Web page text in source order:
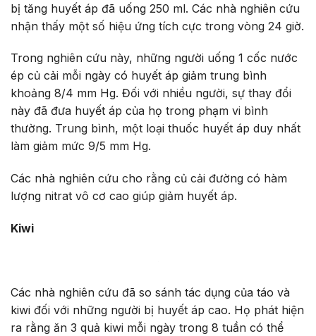
bị tăng huyết áp đã uống 250 ml. Các nhà nghiên cứu
nhận thấy một số hiệu ứng tích cực trong vòng 24 giờ.
Trong nghiên cứu này, những người uống 1 cốc nước
ép củ cải mỗi ngày có huyết áp giảm trung bình
khoảng 8/4 mm Hg. Đối với nhiều người, sự thay đổi
này đã đưa huyết áp của họ trong phạm vi bình
thường. Trung bình, một loại thuốc huyết áp duy nhất
làm giảm mức 9/5 mm Hg.
Các nhà nghiên cứu cho rằng củ cải đường có hàm
lượng nitrat vô cơ cao giúp giảm huyết áp.
Kiwi
Các nhà nghiên cứu đã so sánh tác dụng của táo và
kiwi đối với những người bị huyết áp cao. Họ phát hiện
ra rằng ăn 3 quả kiwi mỗi ngày trong 8 tuần có thể